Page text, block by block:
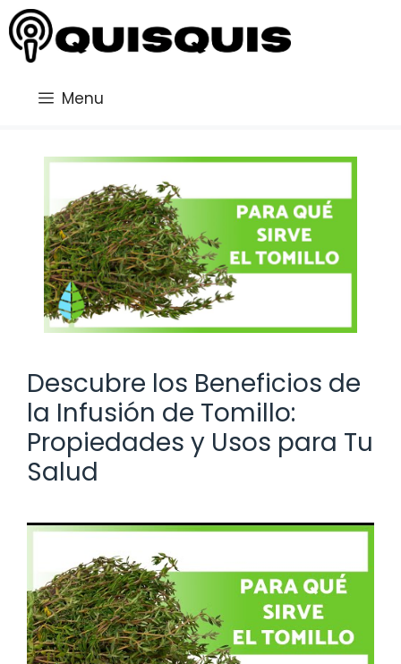
Saltar
al
contenido
Menu
Descubre los Beneficios de
la Infusión de Tomillo:
Propiedades y Usos para Tu
Salud